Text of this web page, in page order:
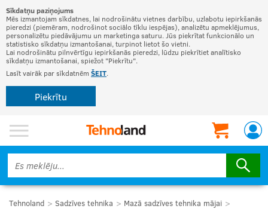
Sīkdatņu paziņojums
Mēs izmantojam sīkdatnes, lai nodrošinātu vietnes darbību, uzlabotu iepirkšanās
pieredzi (piemēram, nodrošinot sociālo tīklu iespējas), analizētu apmeklējumus,
personalizētu piedāvājumu un marketinga saturu. Jūs piekrītat funkcionālo un
statistisko sīkdatņu izmantošanai, turpinot lietot šo vietni.
Lai nodrošinātu pilnvērtīgu iepirkšanās pieredzi, lūdzu piekrītiet analītisko
sīkdatņu izmantošanai, spiežot "Piekrītu".
Lasīt vairāk par sīkdatnēm ŠEIT.
Piekrītu
Tehnoland Sadzīves tehnika
Mazā sadzīves tehnika mājai